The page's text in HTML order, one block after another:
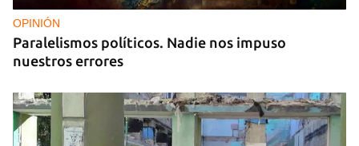
OPINIÓN
Paralelismos políticos. Nadie nos impuso
nuestros errores